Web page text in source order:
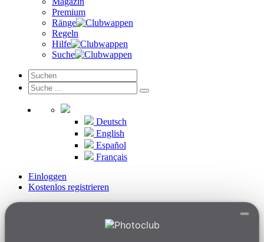
Premium
Ränge
Regeln
Hilfe
Suche
Deutsch
English
Español
Français
Einloggen
Kostenlos registrieren